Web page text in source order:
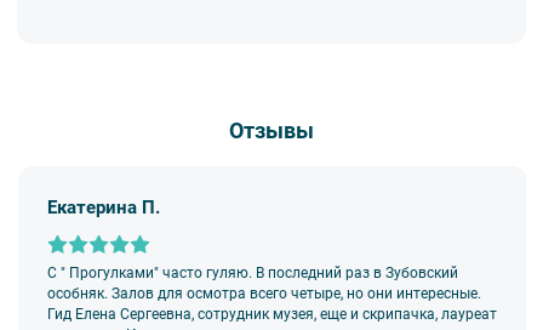
Отзывы
Екатерина П.
С " Прогулками" часто гуляю. В последний раз в Зубовский
особняк. Залов для осмотра всего четыре, но они интересные.
Гид Елена Сергеевна, сотрудник музея, еще и скрипачка, лауреат